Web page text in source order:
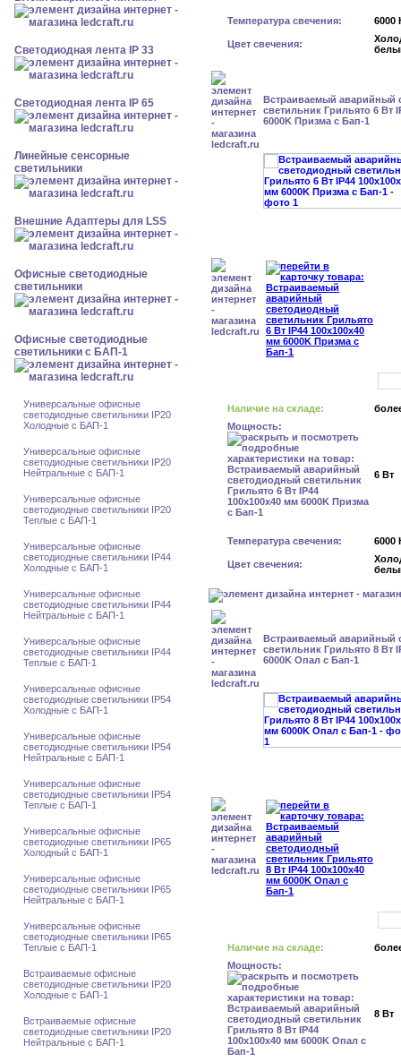
Светодиодная лента IP 33
Светодиодная лента IP 65
Линейные сенсорные
светильники
Внешние Адаптеры для LSS
Офисные светодиодные
светильники
Офисные светодиодные
светильники с БАП-1
Универсальные офисные
светодиодные светильники IP20
Холодные с БАП-1
Универсальные офисные
светодиодные светильники IP20
Нейтральные с БАП-1
Универсальные офисные
светодиодные светильники IP20
Теплые с БАП-1
Универсальные офисные
светодиодные светильники IP44
Холодные с БАП-1
Универсальные офисные
светодиодные светильники IP44
Нейтральные с БАП-1
Универсальные офисные
светодиодные светильники IP44
Теплые с БАП-1
Универсальные офисные
светодиодные светильники IP54
Холодные с БАП-1
Универсальные офисные
светодиодные светильники IP54
Нейтральные с БАП-1
Универсальные офисные
светодиодные светильники IP54
Теплые с БАП-1
Универсальные офисные
светодиодные светильники IP65
Холодный с БАП-1
Универсальные офисные
светодиодные светильники IP65
Нейтральные с БАП-1
Универсальные офисные
светодиодные светильники IP65
Теплые с БАП-1
Встраиваемые офисные
светодиодные светильники IP20
Холодные с БАП-1
Встраиваемые офисные
светодиодные светильники IP20
Нейтральные с БАП-1
Температура свечения: 6000
Цвет свечения:
Встраиваемый аварийный
светильник Грильято 6 Вт
6000K Призма с Бап-1
Наличие на складе:
Мощность:
6 Вт
Температура свечения: 6000
Цвет свечения:
Встраиваемый аварийный
светильник Грильято 8 Вт
6000K Опал с Бап-1
Наличие на складе:
Мощность:
8 Вт